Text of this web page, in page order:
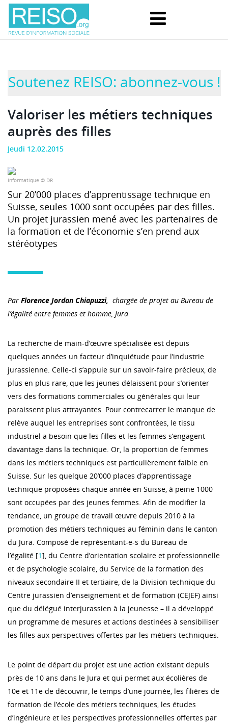
Soutenez REISO: abonnez-vous !
Valoriser les métiers techniques
auprès des filles
Jeudi 12.02.2015
Informatique © DR
Sur 20’000 places d’apprentissage technique en
Suisse, seules 1000 sont occupées par des filles.
Un projet jurassien mené avec les partenaires de
la formation et de l’économie s’en prend aux
stéréotypes
Par Florence Jordan Chiapuzzi, chargée de projet au Bureau de
l’égalité entre femmes et homme, Jura
La recherche de main-d’œuvre spécialisée est depuis
quelques années un facteur d’inquiétude pour l’industrie
jurassienne. Celle-ci s’appuie sur un savoir-faire précieux, de
plus en plus rare, que les jeunes délaissent pour s’orienter
vers des formations commerciales ou générales qui leur
paraissent plus attrayantes. Pour contrecarrer le manque de
relève auquel les entreprises sont confrontées, le tissu
industriel a besoin que les filles et les femmes s’engagent
davantage dans la technique. Or, la proportion de femmes
dans les métiers techniques est particulièrement faible en
Suisse. Sur les quelque 20’000 places d’apprentissage
technique proposées chaque année en Suisse, à peine 1000
sont occupées par des jeunes femmes. Afin de modifier la
tendance, un groupe de travail œuvre depuis 2010 à la
promotion des métiers techniques au féminin dans le canton
du Jura. Composé de représentant-e-s du Bureau de
l’égalité [1], du Centre d’orientation scolaire et professionnelle
et de psychologie scolaire, du Service de la formation des
niveaux secondaire II et tertiaire, de la Division technique du
Centre jurassien d’enseignement et de formation (CEJEF) ainsi
que du délégué interjurassien à la jeunesse – il a développé
un programme de mesures et actions destinées à sensibiliser
les filles aux perspectives offertes par les métiers techniques.
Le point de départ du projet est une action existant depuis
près de 10 ans dans le Jura et qui permet aux écolières de
10e et 11e de découvrir, le temps d’une journée, les filières de
formation de l’école des métiers techniques, les études
d’ingénieure et les perspectives professionnelles offertes par